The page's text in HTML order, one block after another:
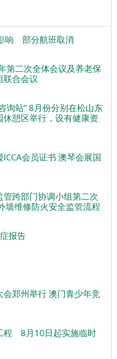
响 部分航班取消
第二次全体会议及养老保
联合会议
询站” 8月份分别在松山东
憩区举行，设有健康资
会员证书 澳琴会展国
跨部门协调小组第二次
墙维修防火安全监管流程
报告
郑州举行 澳门青少年竞
程 8月10日起实施临时